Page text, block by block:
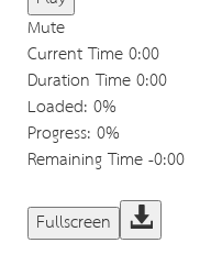
Mute
Current Time0:00
Duration Time0:00
Loaded: 0%
Progress: 0%
Remaining Time-0:00
Fullscreen